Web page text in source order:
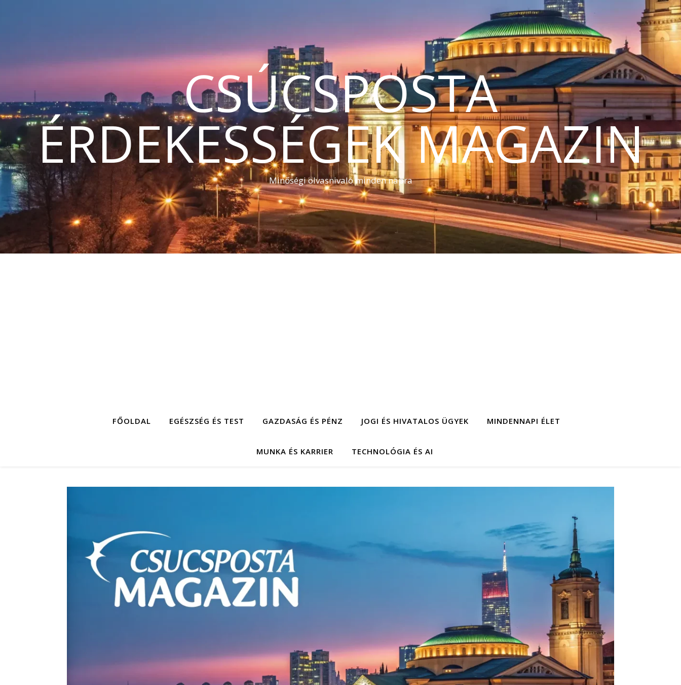
CSÚCSPOSTA
ÉRDEKESSÉGEK MAGAZIN
Minőségi olvasnivaló minden napra
FŐOLDAL EGÉSZSÉG ÉS TEST GAZDASÁG ÉS PÉNZ JOGI ÉS HIVATALOS ÜGYEK MINDENNAPI ÉLET
MUNKA ÉS KARRIER TECHNOLÓGIA ÉS AI